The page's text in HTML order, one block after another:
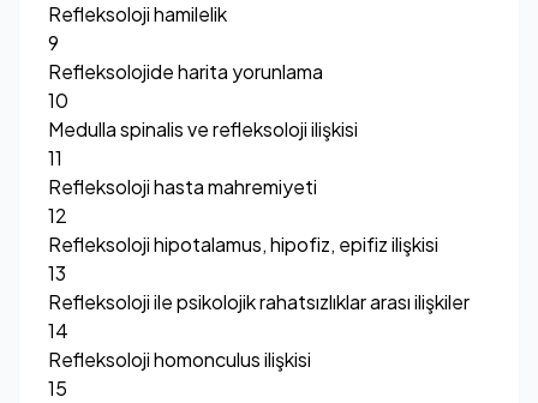
Refleksoloji hamilelik
9
Refleksolojide harita yorunlama
10
Medulla spinalis ve refleksoloji ilişkisi
11
Refleksoloji hasta mahremiyeti
12
Refleksoloji hipotalamus, hipofiz, epifiz ilişkisi
13
Refleksoloji ile psikolojik rahatsızlıklar arası ilişkiler
14
Refleksoloji homonculus ilişkisi
15